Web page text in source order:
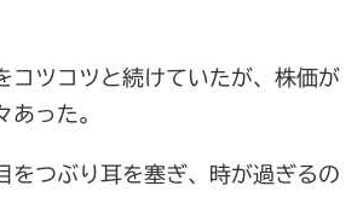
コツコツと続けていたが、株価が
あった。
をつぶり耳を塞ぎ、時が過ぎるの